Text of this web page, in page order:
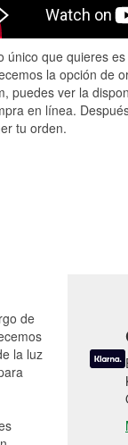
and called to ask if
in our we
and washed...
único que quieres
la opción de
puedes ver la
en línea.
tu orden.
de
la luz